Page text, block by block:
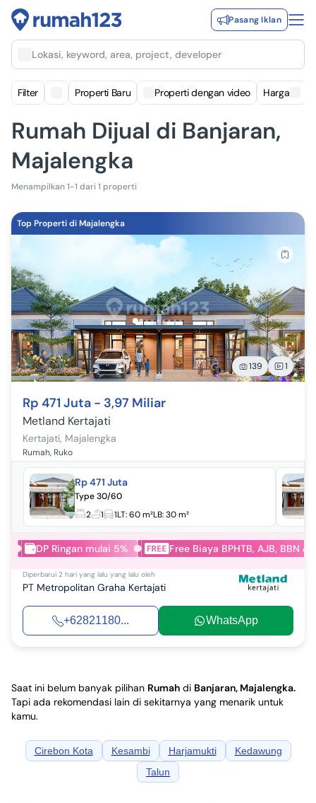
Pasang Iklan
Lokasi, keyword, area, project, developer
Filter Properti Baru Properti dengan video Harga
Rumah Dijual di Banjaran,
Majalengka
Menampilkan 1-1 dari 1 properti
Top Properti di Majalengka
139 1
Rp 471 Juta - 3,97 Miliar
Metland Kertajati
Kertajati, Majalengka
Rumah, Ruko
Rp 471 Juta
Type 30/60
2
1 1LT:60 m²LB:30 m²
DP Ringan mulai 5% Free Biaya BPHTB, AJB, BBN &
Diperbarui 2 hari yang lalu yang lalu oleh
PT Metropolitan Graha Kertajati
+62821180... WhatsApp
Saat ini belum banyak pilihan Rumah di Banjaran, Majalengka.
Tapi ada rekomendasi lain di sekitarnya yang menarik untuk
kamu.
Cirebon Kota Kesambi Harjamukti
Kedawung
Talun